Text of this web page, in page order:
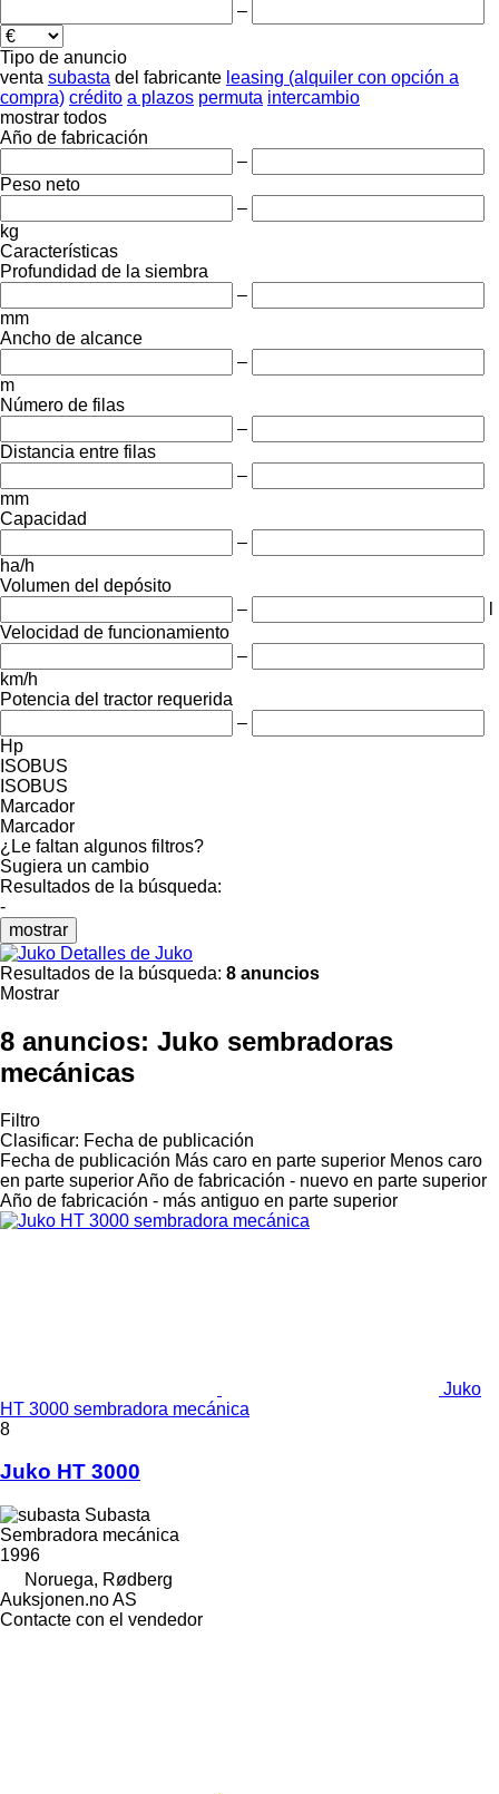
–
Tipo de anuncio
venta subasta del fabricante leasing (alquiler con opción a
compra) crédito a plazos permuta intercambio
mostrar todos
Año de fabricación
–
Peso neto
–
kg
Características
Profundidad de la siembra
–
mm
Ancho de alcance
–
m
Número de filas
–
Distancia entre filas
–
mm
Capacidad
–
ha/h
Volumen del depósito
–
Velocidad de funcionamiento
–
km/h
Potencia del tractor requerida
–
Hp
ISOBUS
ISOBUS
Marcador
Marcador
¿Le faltan algunos filtros?
Sugiera un cambio
Resultados de la búsqueda:
-
mostrar
Detalles de Juko
Resultados de la búsqueda: 8 anuncios
Mostrar
8 anuncios: Juko sembradoras
mecánicas
Filtro
Clasificar: Fecha de publicación
Fecha de publicación Más caro en parte superior Menos caro
en parte superiorAño de fabricación - nuevo en parte superior
Año de fabricación - más antiguo en parte superior
Juko
HT 3000 sembradora mecánica
8
Juko HT 3000
Subasta
Sembradora mecánica
1996
Noruega, Rødberg
Auksjonen.no AS
Contacte con el vendedor